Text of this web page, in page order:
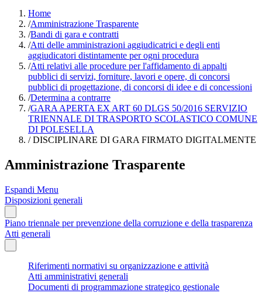
Home
/Amministrazione Trasparente
/Bandi di gara e contratti
/Atti delle amministrazioni aggiudicatrici e degli enti
aggiudicatori distintamente per ogni procedura
/Atti relativi alle procedure per l'affidamento di appalti
pubblici di servizi, forniture, lavori e opere, di concorsi
pubblici di progettazione, di concorsi di idee e di concessioni
/Determina a contrarre
/GARA APERTA EX ART 60 DLGS 50/2016 SERVIZIO
TRIENNALE DI TRASPORTO SCOLASTICO COMUNE
DI POLESELLA
/DISCIPLINARE DI GARA FIRMATO DIGITALMENTE
Amministrazione Trasparente
Espandi Menu
Disposizioni generali
Piano triennale per prevenzione della corruzione e della trasparenza
Atti generali
Riferimenti normativi su organizzazione e attività
Atti amministrativi generali
Documenti di programmazione strategico gestionale